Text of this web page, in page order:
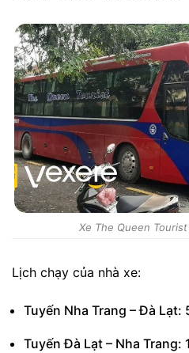
Xe The Queen
Lịch chạy của nhà xe:
Tuyến Nha Trang – Đà Lạt:
Tuyến Đà Lạt – Nha Trang: